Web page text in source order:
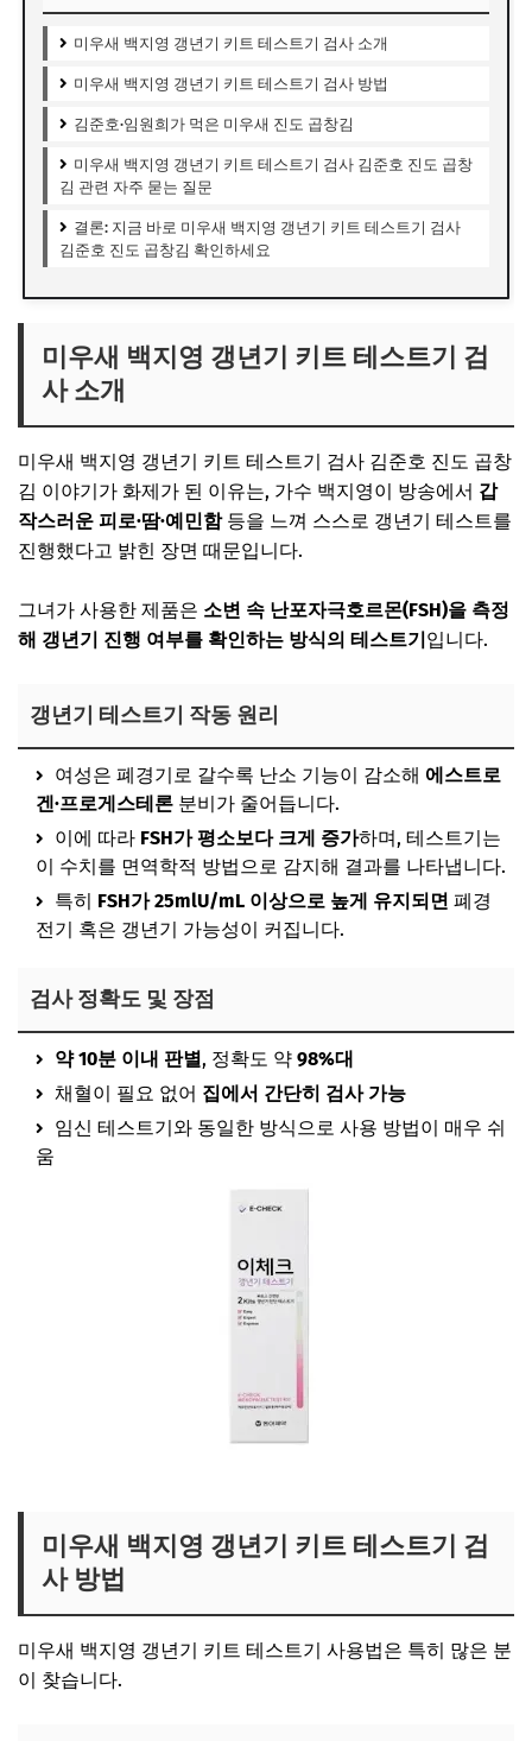
미우새 백지영 갱년기 키트 테스트기 검사 소개
미우새 백지영 갱년기 키트 테스트기 검사 방법
김준호·임원희가 먹은 미우새 진도 곱창김
미우새 백지영 갱년기 키트 테스트기 검사 김준호 진도 곱창
김 관련 자주 묻는 질문
결론: 지금 바로 미우새 백지영 갱년기 키트 테스트기 검사
김준호 진도 곱창김 확인하세요
미우새 백지영 갱년기 키트 테스트기 검
사 소개
미우새 백지영 갱년기 키트 테스트기 검사 김준호 진도 곱창
김 이야기가 화제가 된 이유는, 가수 백지영이 방송에서 갑
작스러운 피로·땀·예민함등을 느껴 스스로 갱년기 테스트를
진행했다고 밝힌 장면 때문입니다.
그녀가 사용한 제품은 소변 속 난포자극호르몬(FSH)을 측정
해 갱년기 진행 여부를 확인하는 방식의 테스트기입니다.
갱년기 테스트기 작동 원리
여성은 폐경기로 갈수록 난소 기능이 감소해 에스트로
겐·프로게스테론 분비가 줄어듭니다.
이에 따라 FSH가 평소보다 크게 증가하며, 테스트기는
이 수치를 면역학적 방법으로 감지해 결과를 나타냅니다.
특히 FSH가 25mlU/mL 이상으로 높게 유지되면 폐경
전기 혹은 갱년기 가능성이 커집니다.
검사 정확도 및 장점
약 10분 이내 판별, 정확도 약 98%대
채혈이 필요 없어 집에서 간단히 검사 가능
임신 테스트기와 동일한 방식으로 사용 방법이 매우 쉬
움
미우새 백지영 갱년기 키트 테스트기 검
사 방법
미우새 백지영 갱년기 키트 테스트기 사용법은 특히 많은 분
이 찾습니다.